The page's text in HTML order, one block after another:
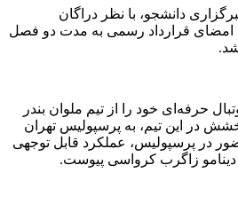
دانشجو، با نظر دراگان
امضای قرارداد رسمی به مدت دو فصل
ساله، فوتبال حرفه‌ای خود را از تیم ملوان بندر
در این تیم، به پرسپولیس تهران
در پرسپولیس، عملکرد قابل توجهی
دینامو زاگرب کرواسی پیوست.